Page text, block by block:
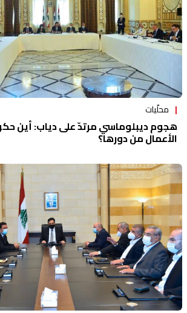
محلّيات
هجوم ديبلوماسي مرتدّ على دياب: أين
الأعمال من دورها؟